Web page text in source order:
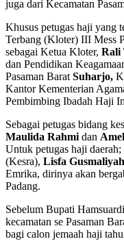
juga dari Kecamatan
Khusus petugas haji yang
Terbang (Kloter) III Mess
sebagai Ketua Kloter, Rali
dan Pendidikan
Pasaman Barat Suharjo,
Kantor Kementerian
Pembimbing Ibadah Haji
Sebagai petugas bidang
Maulida Rahmi dan
Untuk petugas haji
(Kesra), Lisfa Gusmaliyah
Emrika, dirinya akan
Padang.
Sebelum Bupati
kecamatan se Pasaman
bagi calon jemaah haji